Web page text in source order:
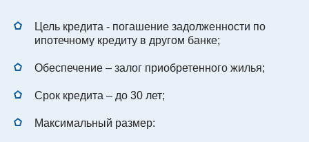
Цель кредита - погашение задолженности по
ипотечному кредиту в другом банке;
Обеспечение – залог приобретенного жилья;
Срок кредита – до 30 лет;
Максимальный размер: